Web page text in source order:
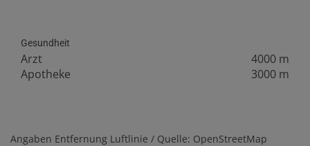
Gesundheit
Arzt
4000 m
Apotheke
3000 m
Angaben Entfernung Luftlinie / Quelle: OpenStreetMap